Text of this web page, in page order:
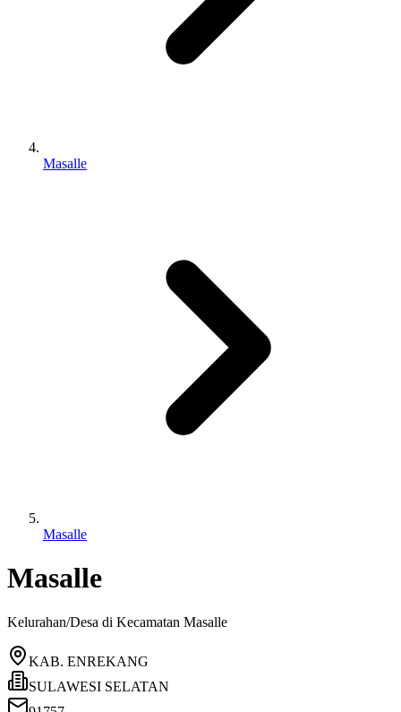
Masalle
Masalle
Masalle
Kelurahan/Desa di Kecamatan Masalle
KAB. ENREKANG
SULAWESI SELATAN